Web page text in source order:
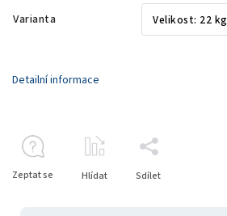
Varianta
Detailní informace
Zeptat se Hlídat Sdílet